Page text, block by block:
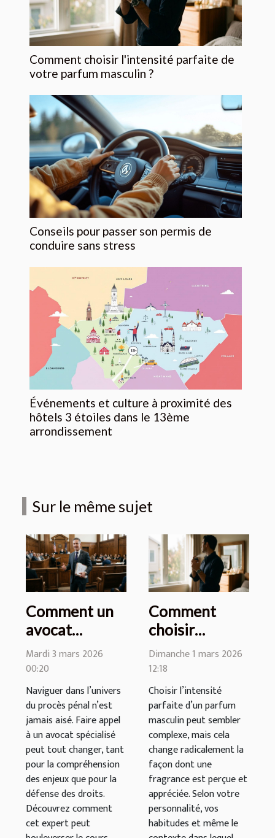
Comment choisir l'intensité parfaite de
votre parfum masculin ?
Conseils pour passer son permis de
conduire sans stress
Événements et culture à proximité des
hôtels 3 étoiles dans le 13ème
arrondissement
Sur le même sujet
Comment un
avocat
spécialisé peut
transformer
votre procès
pénal ?
Mardi 3 mars 2026
00:20
Naviguer dans l’univers
du procès pénal n’est
jamais aisé. Faire appel
à un avocat spécialisé
peut tout changer, tant
pour la compréhension
des enjeux que pour la
défense des droits.
Découvrez comment
cet expert peut
Comment
choisir
l'intensité
parfaite de
votre parfum
masculin ?
Dimanche 1 mars 2026
12:18
Choisir l’intensité
parfaite d’un parfum
masculin peut sembler
complexe, mais cela
change radicalement la
façon dont une
fragrance est perçue et
appréciée. Selon votre
personnalité, vos
habitudes et même le